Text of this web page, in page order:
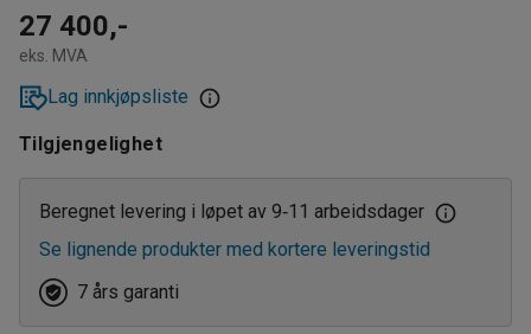
1500 kg
300 kg
600 kg
27 400,-
eks. MVA
Lag innkjøpsliste
Tilgjengelighet
Beregnet levering i løpet av 9‑11 arbeidsdager
Se lignende produkter med kortere leveringstid
7 års garanti